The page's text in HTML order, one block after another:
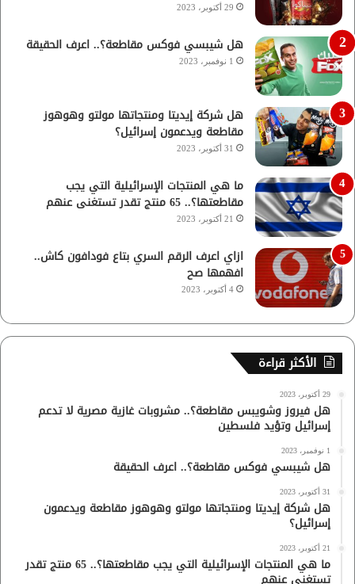
29 أكتوبر، 2023
هل شيبسي فوكس مقاطعة؟.. اعرف الحقيقة
1 نوفمبر، 2023
هل شركة إيديتا ومنتجاتها مولتو وهوهوز
مقاطعة ويدعمون إسرائيل؟
31 أكتوبر، 2023
ما هي المنتجات الإسرائيلية التي يجب
مقاطعتها؟.. 65 منتج تقدر تستغنى عنهم
21 أكتوبر، 2023
ازاي اعرف الرقم السري بتاع فودافون كاش..
افهمها صح
4 أكتوبر، 2023
الأكثر قراءة
29 أكتوبر، 2023
هل فيروز وشويبس مقاطعة؟.. مشروبات غازية مصرية لا تدعم
إسرائيل وتؤيد فلسطين
1 نوفمبر، 2023
هل شيبسي فوكس مقاطعة؟.. اعرف الحقيقة
31 أكتوبر، 2023
هل شركة إيديتا ومنتجاتها مولتو وهوهوز مقاطعة ويدعمون
إسرائيل؟
21 أكتوبر، 2023
ما هي المنتجات الإسرائيلية التي يجب مقاطعتها؟.. 65 منتج تقدر